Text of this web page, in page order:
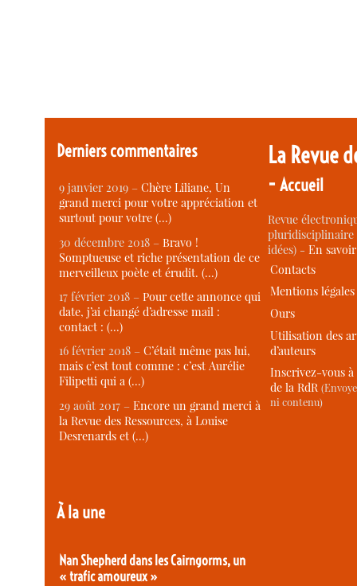
Derniers commentaires
9 janvier 2019 –Chère Liliane, Un
grand merci pour votre appréciation et
surtout pour votre (…)
30 décembre 2018 –Bravo !
Somptueuse et riche présentation de ce
merveilleux poète et érudit. (…)
17 février 2018 –Pour cette annonce qui
date, j’ai changé d’adresse mail :
contact : (…)
16 février 2018 –C’était même pas lui,
mais c’est tout comme : c’est Aurélie
Filipetti qui a (…)
29 août 2017 –Encore un grand merci à
la Revue des Ressources, à Louise
Desrenards et (…)
À la une
Nan Shepherd dans les Cairngorms, un
« trafic amoureux »
La Revue
-Accueil
Revue
idées) -En
Contacts
Mentions légales
Ours
Utilisation des
d’auteurs
Inscrivez-vous
de la RdR
ni contenu)